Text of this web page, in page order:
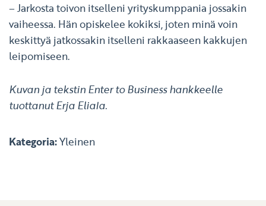
– Jarkosta toivon itselleni yrityskumppania jossakin
vaiheessa. Hän opiskelee kokiksi, joten minä voin
keskittyä jatkossakin itselleni rakkaaseen kakkujen
leipomiseen.
Kuvan ja tekstin Enter to Business hankkeelle
tuottanut Erja Eliala.
Kategoria:Yleinen